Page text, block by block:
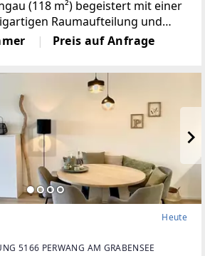
(118 m²) begeistert mit einer
Raumaufteilung und
unkompliziert in zwei separate
ideal für Familien,
Preis auf Anfrage
Heute
5166 PERWANG AM GRABENSEE